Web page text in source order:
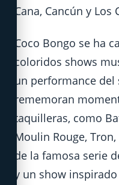
Cana, Cancún y Los
Coco Bongo se ha
coloridos shows
un performance
rememoran
taquilleras, como
Moulin Rouge,
de la famosa serie
y un show